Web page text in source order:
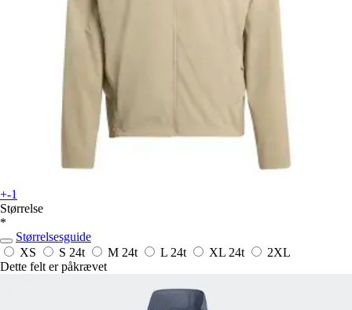
+-1
Størrelse
*
Størrelsesguide
XS
S 24t M 24t L 24t XL 24t
2XL
Dette felt er påkrævet